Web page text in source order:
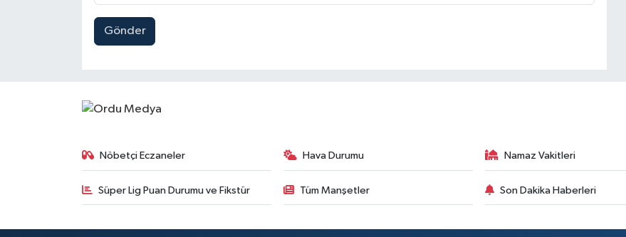
Gönder
Nöbetçi Eczaneler Hava Durumu Namaz Vakitleri
Süper Lig Puan Durumu ve Fikstür Tüm Manşetler Son Dakika Haberleri